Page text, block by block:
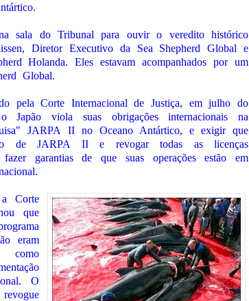
sala do Tribunal para ouvir o veredito histórico
Diretor Executivo da Sea Shepherd Global e
Holanda. Eles estavam acompanhados por um
Global.
pela Corte Internacional de Justiça, em julho do
viola suas obrigações internacionais na
JARPA II no Oceano Antártico, e exigir que
de JARPA II e revogar todas as licenças
garantias de que suas operações estão em
Corte
que
eram
como
O